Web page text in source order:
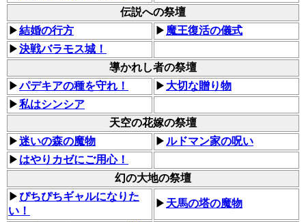
伝説への祭壇
▶結婚の行方 ▶ 魔王復活の儀式
▶決戦バラモス城！
導かれし者の祭壇
▶パデキアの種を守れ！ ▶ 大切な贈り物
▶私はシンシア
天空の花嫁の祭壇
▶迷いの森の魔物 ▶ ルドマン家の呪い
▶ はやりカゼにご用心！
幻の大地の祭壇
▶ぴちぴちギャルになりた
い！
▶ 天馬の塔の魔物